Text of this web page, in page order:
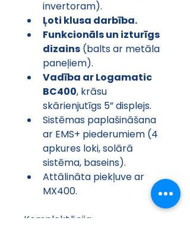
invertoram).
Ļoti klusa darbība.
Funkcionāls un izturīgs
dizains (balts ar metāla
paneļiem).
Vadība ar Logamatic
BC400, krāsu
skārienjutīgs 5” displejs.
Sistēmas paplašināšana
ar EMS+ piederumiem (4
apkures loki, solārā
sistēma, baseins).
Attālināta piekļuve ar
MX400.
Komplektācija